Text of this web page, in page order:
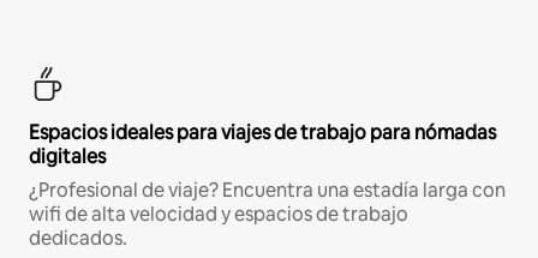
Espacios ideales para viajes de trabajo para nómadas
digitales
¿Profesional de viaje? Encuentra una estadía larga con
wifi de alta velocidad y espacios de trabajo
dedicados.